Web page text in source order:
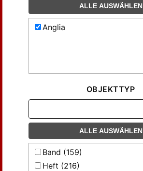
ALLE AUSWÄHLEN
Anglia
OBJEKTTYP
ALLE AUSWÄHLEN
Band (159)
Heft (216)